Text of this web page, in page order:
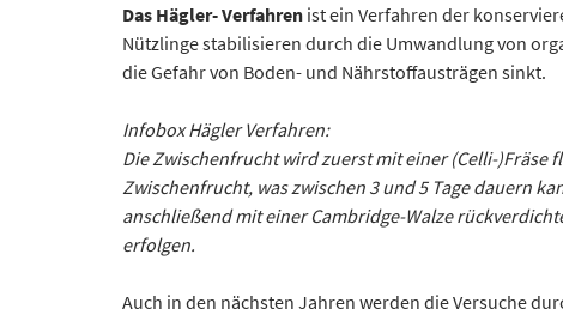
Das Hägler- Verfahren ist ein Verfahren der
Nützlinge stabilisieren durch die Umwandlung von
die Gefahr von Boden- und Nährstoffausträgen sinkt.
Infobox Hägler Verfahren:
Die Zwischenfrucht wird zuerst mit einer (Celli-
Zwischenfrucht, was zwischen 3 und 5 Tage dauern
anschließend mit einer Cambridge-Walze
erfolgen.
Auch in den nächsten Jahren werden die Versuche